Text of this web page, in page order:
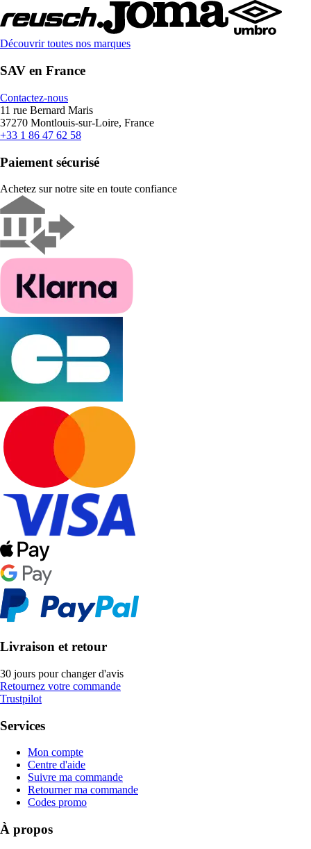
Découvrir toutes nos marques
SAV en France
Contactez-nous
11 rue Bernard Maris
37270 Montlouis-sur-Loire, France
+33 1 86 47 62 58
Paiement sécurisé
Achetez sur notre site en toute confiance
Livraison et retour
30 jours pour changer d'avis
Retournez votre commande
Trustpilot
Services
Mon compte
Centre d'aide
Suivre ma commande
Retourner ma commande
Codes promo
À propos